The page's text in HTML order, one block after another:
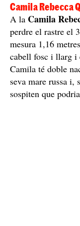
Camila Rebecca
A la Camila
perdre el rastre el
mesura 1,16
cabell fosc i llarg i
Camila té doble
seva mare russa i,
sospiten que